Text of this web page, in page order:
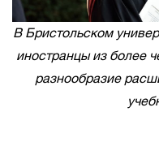
В Бристольском
иностранцы из более
разнообразие